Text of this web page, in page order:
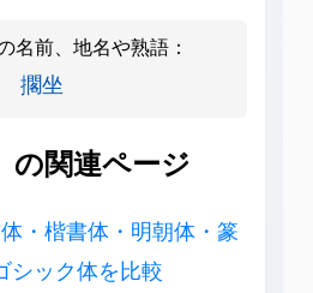
名前、地名や熟語：
擱坐
の関連ページ
・楷書体・明朝体・篆
シック体を比較